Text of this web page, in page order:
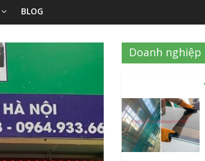
BLOG
Doanh nghiệp